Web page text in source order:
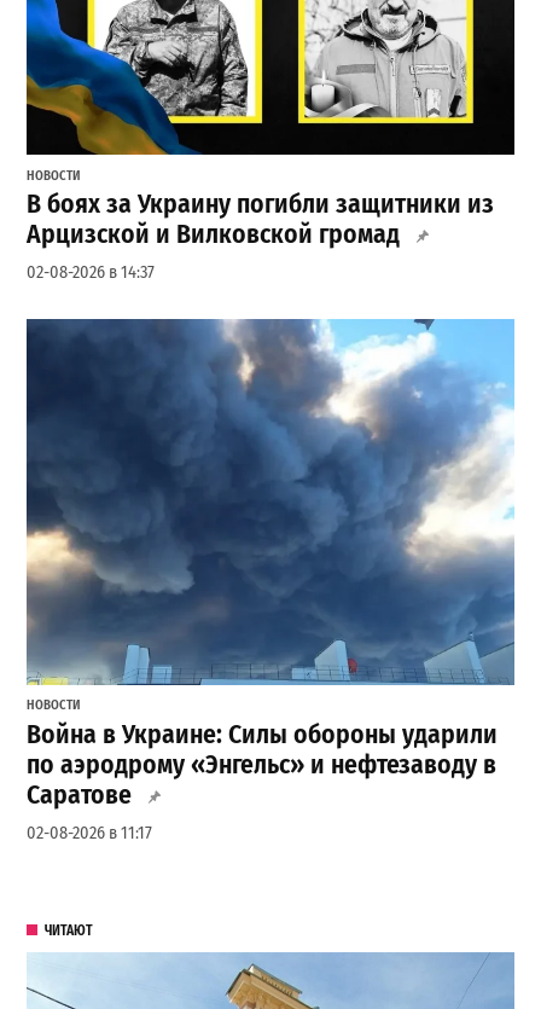
НОВОСТИ
В боях за Украину погибли защитники из
Арцизской и Вилковской громад
02-08-2026 в 14:37
НОВОСТИ
Война в Украине: Силы обороны ударили
по аэродрому «Энгельс» и нефтезаводу в
Саратове
02-08-2026 в 11:17
ЧИТАЮТ